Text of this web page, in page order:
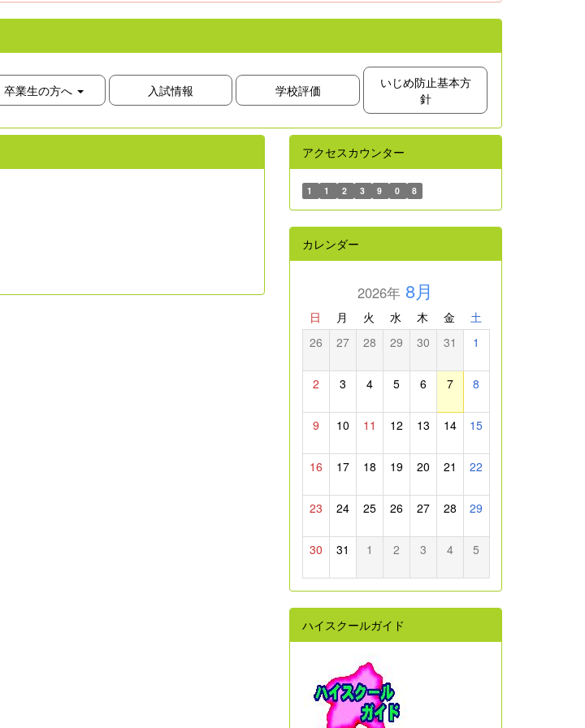
卒業生の方へ 入試情報 学校評価
いじめ防止基本方
針
アクセスカウンター
1 1 2 3 9 0 8
カレンダー
2026年 8月
日 月 火 水 木 金 土
26 27 28 29 30 31 1
2 3 4 5 6 7 8
9 10 11 12 13 14 15
16 17 18 19 20 21 22
23 24 25 26 27 28 29
30 31 1 2 3 4 5
ハイスクールガイド